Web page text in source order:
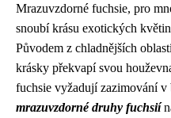
Mrazuvzdorné fuchsie, pro
snoubí krásu exotických
Původem z chladnějších
krásky překvapí svou
fuchsie vyžadují zazimování v
mrazuvzdorné druhy fuchsií